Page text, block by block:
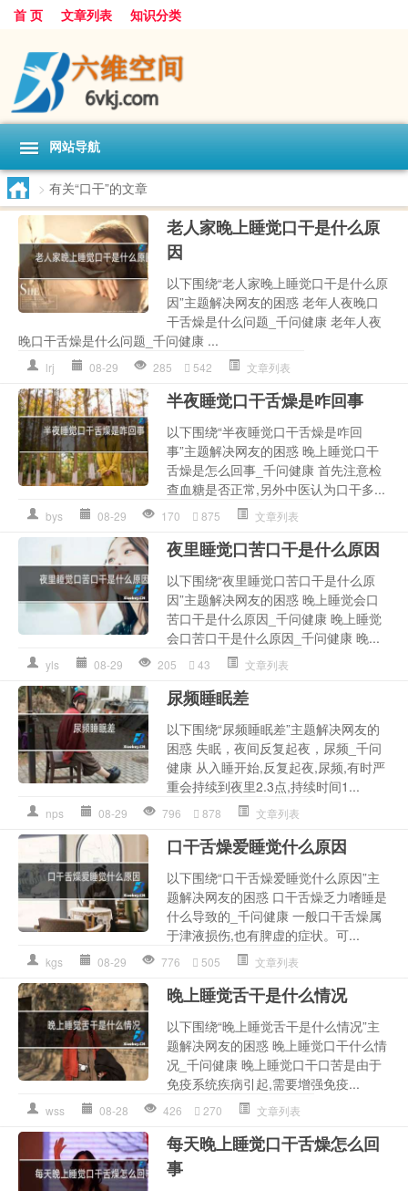
首 页 文章列表 知识分类
网站导航
> 有关“口干”的文章
老人家晚上睡觉口干是什么原
因
以下围绕“老人家晚上睡觉口干是什么原
因”主题解决网友的困惑 老年人夜晚口
干舌燥是什么问题_千问健康 老年人夜
晚口干舌燥是什么问题_千问健康 ...
lrj 08-29 285 542 文章列表
半夜睡觉口干舌燥是咋回事
以下围绕“半夜睡觉口干舌燥是咋回
事”主题解决网友的困惑 晚上睡觉口干
舌燥是怎么回事_千问健康 首先注意检
查血糖是否正常,另外中医认为口干多...
bys 08-29 170 875 文章列表
夜里睡觉口苦口干是什么原因
以下围绕“夜里睡觉口苦口干是什么原
因”主题解决网友的困惑 晚上睡觉会口
苦口干是什么原因_千问健康 晚上睡觉
会口苦口干是什么原因_千问健康 晚...
yls 08-29 205 43 文章列表
尿频睡眠差
以下围绕“尿频睡眠差”主题解决网友的
困惑 失眠，夜间反复起夜，尿频_千问
健康 从入睡开始,反复起夜,尿频,有时严
重会持续到夜里2.3点,持续时间1...
nps 08-29 796 878 文章列表
口干舌燥爱睡觉什么原因
以下围绕“口干舌燥爱睡觉什么原因”主
题解决网友的困惑 口干舌燥乏力嗜睡是
什么导致的_千问健康 一般口干舌燥属
于津液损伤,也有脾虚的症状。可...
kgs 08-29 776 505 文章列表
晚上睡觉舌干是什么情况
以下围绕“晚上睡觉舌干是什么情况”主
题解决网友的困惑 晚上睡觉口干什么情
况_千问健康 晚上睡觉口干口苦是由于
免疫系统疾病引起,需要增强免疫...
wss 08-28 426 270 文章列表
每天晚上睡觉口干舌燥怎么回
事